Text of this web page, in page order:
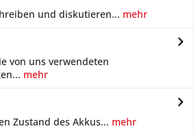
und diskutieren... mehr
von uns verwendeten
mehr
Zustand des Akkus... mehr